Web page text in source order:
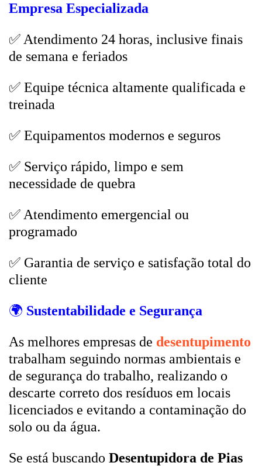
Empresa Especializada
✅ Atendimento 24 horas, inclusive finais
de semana e feriados
✅ Equipe técnica altamente qualificada e
treinada
✅ Equipamentos modernos e seguros
✅ Serviço rápido, limpo e sem
necessidade de quebra
✅ Atendimento emergencial ou
programado
✅ Garantia de serviço e satisfação total do
cliente
🌍 Sustentabilidade e Segurança
As melhores empresas de desentupimento
trabalham seguindo normas ambientais e
de segurança do trabalho, realizando o
descarte correto dos resíduos em locais
licenciados e evitando a contaminação do
solo ou da água.
Se está buscando Desentupidora de Pias